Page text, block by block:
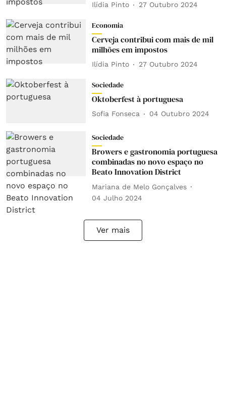
Ilídia Pinto 27 Outubro 2024
Economia
Cerveja contribui com mais de mil
milhões em impostos
Ilídia Pinto 27 Outubro 2024
Sociedade
Oktoberfest à portuguesa
Sofia Fonseca 04 Outubro 2024
Sociedade
Browers e gastronomia portuguesa
combinadas no novo espaço no
Beato Innovation District
Mariana de Melo Gonçalves
04 Julho 2024
Ver mais